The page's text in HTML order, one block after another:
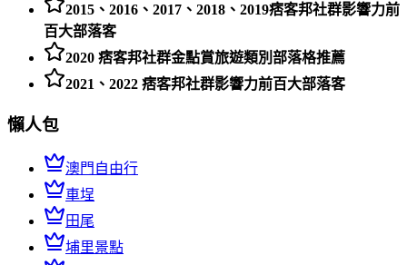
2015、2016、2017、2018、2019痞客邦社群影響力前
百大部落客
2020 痞客邦社群金點賞旅遊類別部落格推薦
2021、2022 痞客邦社群影響力前百大部落客
懶人包
澳門自由行
車埕
田尾
埔里景點